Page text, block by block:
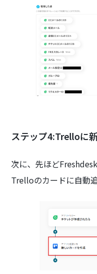
ステップ4:Trelloに
次に、先ほど
Trelloのカードに自動